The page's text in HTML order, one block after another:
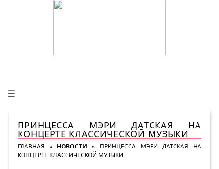
☰
ПРИНЦЕССА МЭРИ ДАТСКАЯ НА
КОНЦЕРТЕ КЛАССИЧЕСКОЙ МУЗЫКИ
ГЛАВНАЯ » НОВОСТИ » ПРИНЦЕССА МЭРИ ДАТСКАЯ НА
КОНЦЕРТЕ КЛАССИЧЕСКОЙ МУЗЫКИ